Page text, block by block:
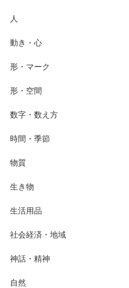
人
動き・心
形・マーク
形・空間
数字・数え方
時間・季節
物質
生き物
生活用品
社会経済・地域
神話・精神
自然